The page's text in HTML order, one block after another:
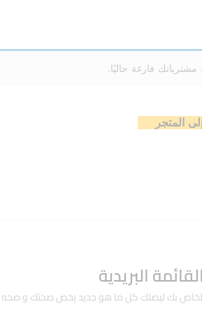
فارغة حاليًا.
المتجر
البريدية
الخاص بك ليصلك كل ما هو جديد يخص صحتك و